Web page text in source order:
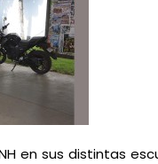
en sus distintas